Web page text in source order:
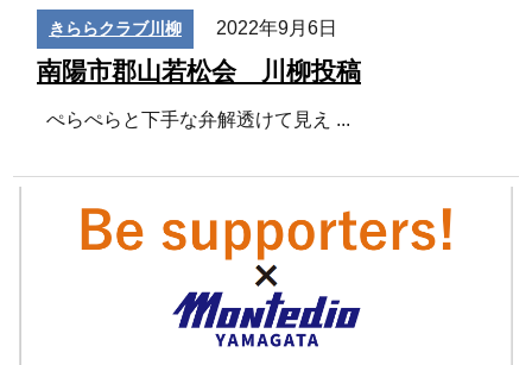
きららクラブ川柳 2022年9月6日
南陽市郡山若松会 川柳投稿
ぺらぺらと下手な弁解透けて見え ...